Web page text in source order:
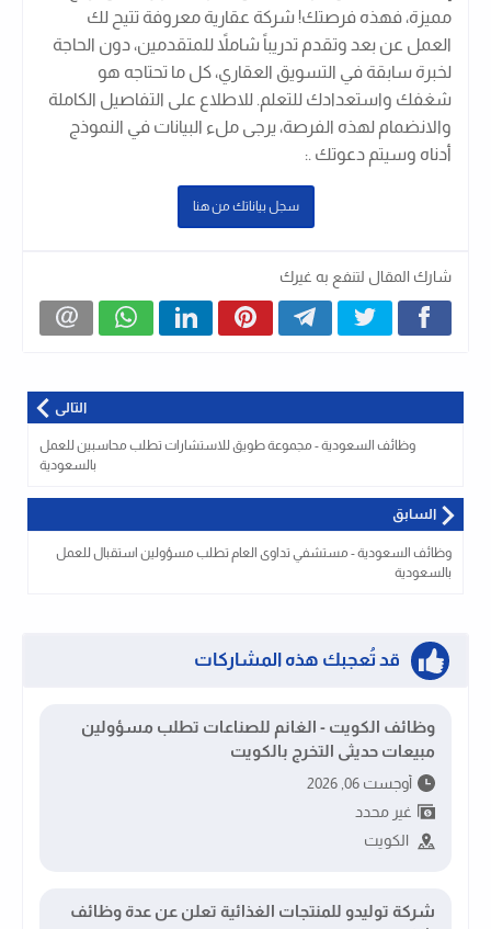
مميزة، فهذه فرصتك! شركة عقارية معروفة تتيح لك
العمل عن بعد وتقدم تدريباً شاملاً للمتقدمين، دون الحاجة
لخبرة سابقة في التسويق العقاري، كل ما تحتاجه هو
شغفك واستعدادك للتعلم. للاطلاع على التفاصيل الكاملة
والانضمام لهذه الفرصة، يرجى ملء البيانات في النموذج
أدناه وسيتم دعوتك .:
سجل بياناتك من هنا
شارك المقال لتنفع به غيرك
التالى
وظائف السعودية - مجموعة طويق للاستشارات تطلب محاسبين للعمل
بالسعودية
السابق
وظائف السعودية - مستشفي تداوى العام تطلب مسؤولين استقبال للعمل
بالسعودية
قد تُعجبك هذه المشاركات
وظائف الكويت - الغانم للصناعات تطلب مسؤولين
مبيعات حديثى التخرج بالكويت
أوجست 06, 2026
غير محدد
الكويت
شركة توليدو للمنتجات الغذائية تعلن عن عدة وظائف